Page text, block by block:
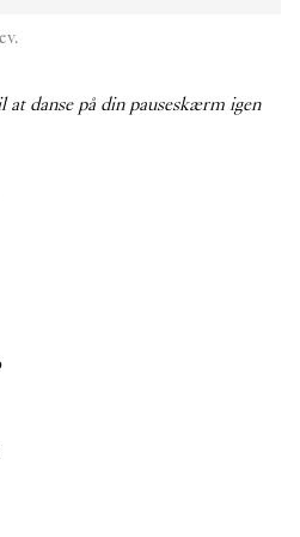
danse på din pauseskærm igen